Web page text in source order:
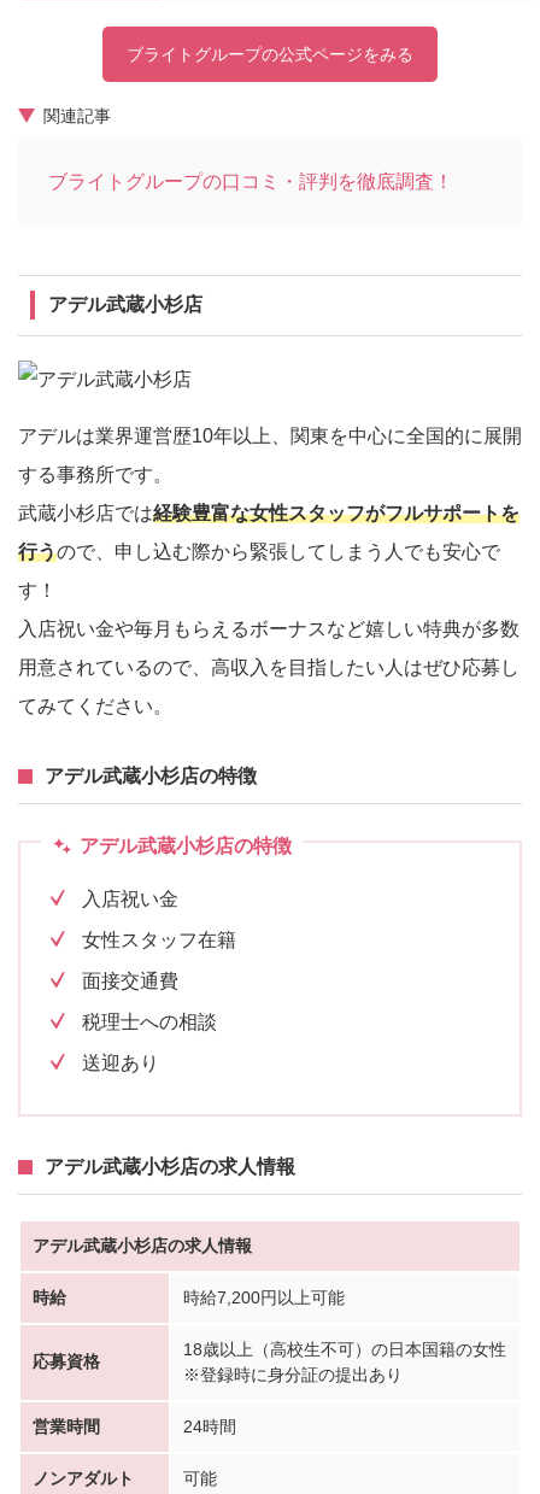
ブライトグループの公式ページをみる
関連記事
ブライトグループの口コミ・評判を徹底調査！
アデル武蔵小杉店
アデルは業界運営歴10年以上、関東を中心に全国的に展開
する事務所です。
武蔵小杉店では経験豊富な女性スタッフがフルサポートを
行うので、申し込む際から緊張してしまう人でも安心で
す！
入店祝い金や毎月もらえるボーナスなど嬉しい特典が多数
用意されているので、高収入を目指したい人はぜひ応募し
てみてください。
アデル武蔵小杉店の特徴
アデル武蔵小杉店の特徴
入店祝い金
女性スタッフ在籍
面接交通費
税理士への相談
送迎あり
アデル武蔵小杉店の求人情報
アデル武蔵小杉店の求人情報
時給 時給7,200円以上可能
応募資格
18歳以上（高校生不可）の日本国籍の女性
※登録時に身分証の提出あり
営業時間 24時間
ノンアダルト 可能